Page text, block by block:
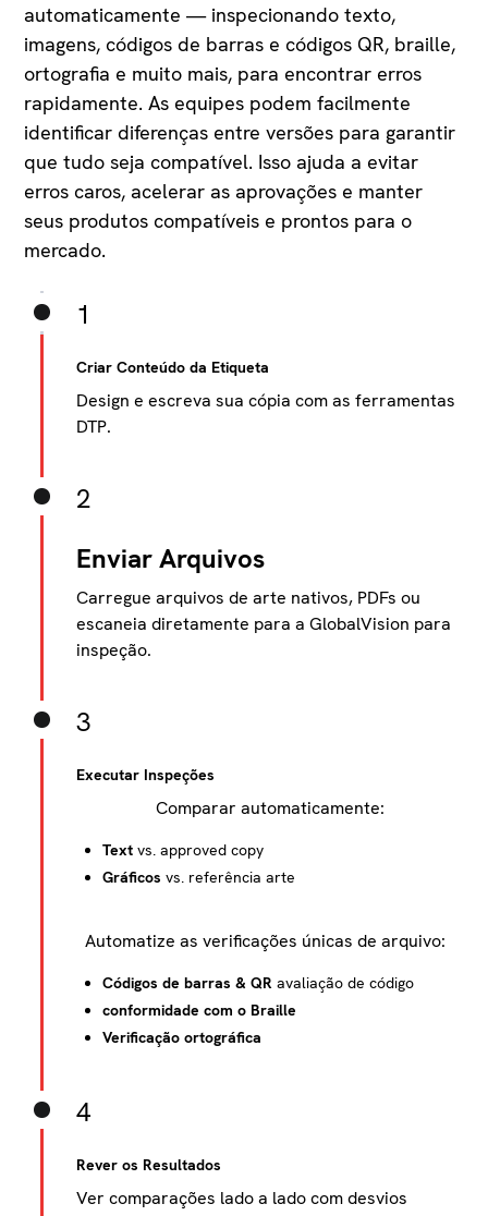
automaticamente — inspecionando texto,
imagens, códigos de barras e códigos QR, braille,
ortografia e muito mais, para encontrar erros
rapidamente. As equipes podem facilmente
identificar diferenças entre versões para garantir
que tudo seja compatível. Isso ajuda a evitar
erros caros, acelerar as aprovações e manter
seus produtos compatíveis e prontos para o
mercado.
1
Criar Conteúdo da Etiqueta
Design e escreva sua cópia com as ferramentas
DTP.
2
Enviar Arquivos
Carregue arquivos de arte nativos, PDFs ou
escaneia diretamente para a GlobalVision para
inspeção.
3
Executar Inspeções
Comparar automaticamente:
Text vs. approved copy
Gráficosvs. referência arte
Automatize as verificações únicas de arquivo:
Códigos de barras & QRavaliação de código
conformidade com o Braille
Verificação ortográfica
4
Rever os Resultados
Ver comparações lado a lado com desvios